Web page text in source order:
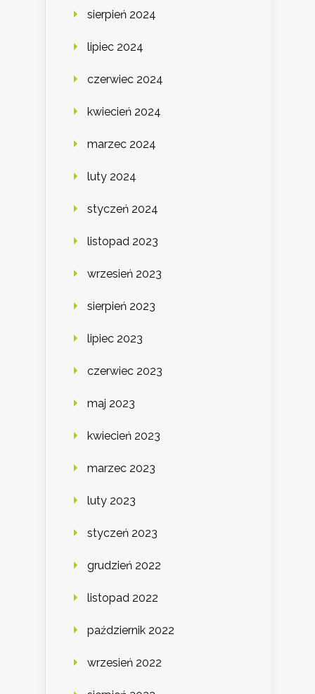
sierpień 2024
lipiec 2024
czerwiec 2024
kwiecień 2024
marzec 2024
luty 2024
styczeń 2024
listopad 2023
wrzesień 2023
sierpień 2023
lipiec 2023
czerwiec 2023
maj 2023
kwiecień 2023
marzec 2023
luty 2023
styczeń 2023
grudzień 2022
listopad 2022
październik 2022
wrzesień 2022